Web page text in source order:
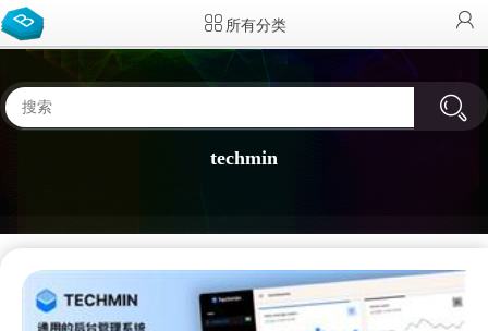
所有分类
techmin